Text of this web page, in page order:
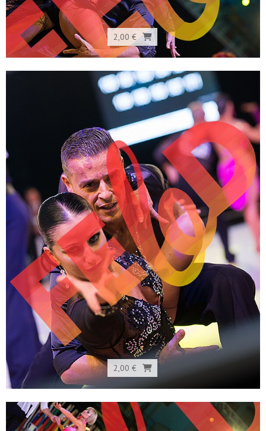
2,00 €
2,00 €